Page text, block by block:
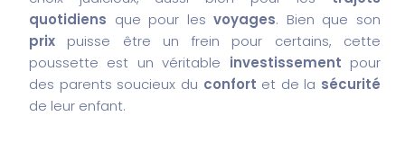
quotidiens que pour lesvoyages. Bien que son
prix puisse être un frein pour certains, cette
poussette est un véritable investissement pour
des parents soucieux du confort et de la sécurité
de leur enfant.